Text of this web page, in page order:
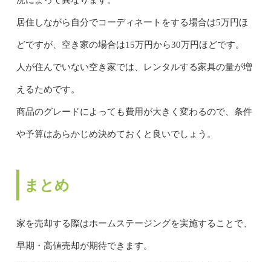
居住しながら自分でコーディネートをする場合は5万円ほ
どですが、空き家の場合は15万円から30万円ほどです。
人が住んでいない空き家では、レンタルする家具の量が増
えるためです。
商品のグレードによっても費用が大きく変わるので、条件
や予算はあらかじめ決めておくと良いでしょう。
まとめ
家を売却する際はホームステージングを実施することで、
早期・高値売却が期待できます。